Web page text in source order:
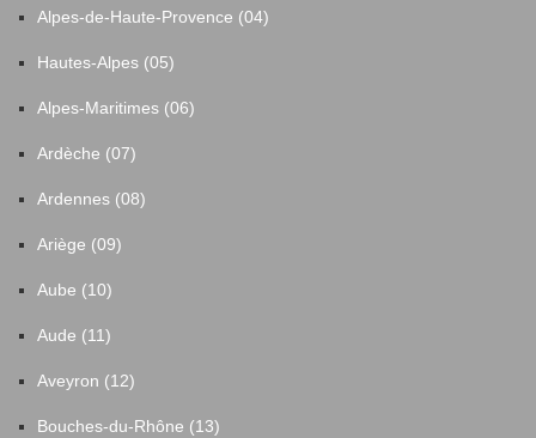
Alpes-de-Haute-Provence (04)
Hautes-Alpes (05)
Alpes-Maritimes (06)
Ardèche (07)
Ardennes (08)
Ariège (09)
Aube (10)
Aude (11)
Aveyron (12)
Bouches-du-Rhône (13)